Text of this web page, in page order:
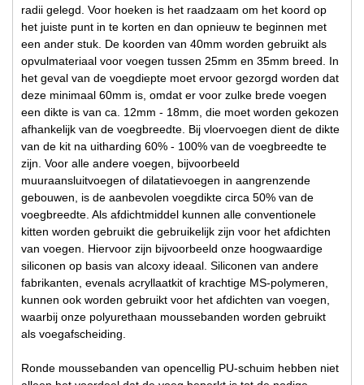
radii gelegd. Voor hoeken is het raadzaam om het koord op
het juiste punt in te korten en dan opnieuw te beginnen met
een ander stuk. De koorden van 40mm worden gebruikt als
opvulmateriaal voor voegen tussen 25mm en 35mm breed. In
het geval van de voegdiepte moet ervoor gezorgd worden dat
deze minimaal 60mm is, omdat er voor zulke brede voegen
een dikte is van ca. 12mm - 18mm, die moet worden gekozen
afhankelijk van de voegbreedte. Bij vloervoegen dient de dikte
van de kit na uitharding 60% - 100% van de voegbreedte te
zijn. Voor alle andere voegen, bijvoorbeeld
muuraansluitvoegen of dilatatievoegen in aangrenzende
gebouwen, is de aanbevolen voegdikte circa 50% van de
voegbreedte. Als afdichtmiddel kunnen alle conventionele
kitten worden gebruikt die gebruikelijk zijn voor het afdichten
van voegen. Hiervoor zijn bijvoorbeeld onze hoogwaardige
siliconen op basis van alcoxy ideaal. Siliconen van andere
fabrikanten, evenals acryllaatkit of krachtige MS-polymeren,
kunnen ook worden gebruikt voor het afdichten van voegen,
waarbij onze polyurethaan moussebanden worden gebruikt
als voegafscheiding.
Ronde moussebanden van opencellig PU-schuim hebben niet